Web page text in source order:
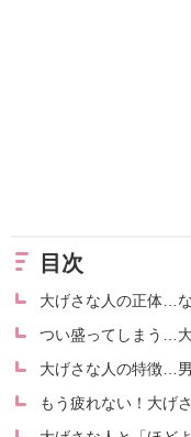
目次
大げさな人の正体…
つい盛ってしまう…
大げさな人の特徴…
もう疲れない！大げ